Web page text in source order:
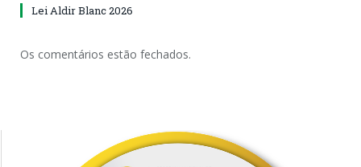
Lei Aldir Blanc 2026
Os comentários estão fechados.